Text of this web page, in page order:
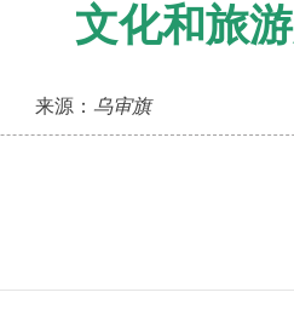
文化和旅
来源： 乌审旗